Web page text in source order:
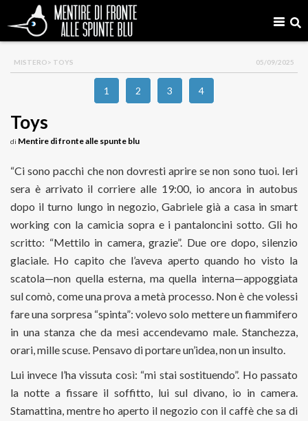
MISTERO> TOYS 05/09/2025
1 2 3 4
Toys
di Mentire di fronte alle spunte blu
“Ci sono pacchi che non dovresti aprire se non sono tuoi. Ieri
sera è arrivato il corriere alle 19:00, io ancora in autobus
dopo il turno lungo in negozio, Gabriele già a casa in smart
working con la camicia sopra e i pantaloncini sotto. Gli ho
scritto: “Mettilo in camera, grazie”. Due ore dopo, silenzio
glaciale. Ho capito che l’aveva aperto quando ho visto la
scatola—non quella esterna, ma quella interna—appoggiata
sul comò, come una prova a metà processo. Non è che volessi
fare una sorpresa “spinta”: volevo solo mettere un fiammifero
in una stanza che da mesi accendevamo male. Stanchezza,
orari, mille scuse. Pensavo di portare un’idea, non un insulto.
Lui invece l’ha vissuta così: “mi stai sostituendo”. Ho passato
la notte a fissare il soffitto, lui sul divano, io in camera.
Stamattina, mentre ho aperto il negozio con il caffè che sa di